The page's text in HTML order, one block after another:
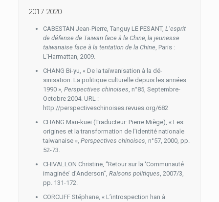
2017-2020
CABESTAN Jean-Pierre, Tanguy LE PESANT, L’esprit
de défense de Taiwan face à la Chine, la jeunesse
taiwanaise face à la tentation de la Chine, Paris :
L’Harmattan, 2009.
CHANG Bi-yu, « De la taïwanisation à la dé-
sinisation. La politique culturelle depuis les années
1990 », Perspectives chinoises, n°85, Septembre-
Octobre 2004. URL :
http://perspectiveschinoises.revues.org/682
CHANG Mau-kuei (Traducteur: Pierre Miège), « Les
origines et la transformation de l’identité nationale
taiwanaise », Perspectives chinoises, n°57, 2000, pp.
52-73.
CHIVALLON Christine, “Retour sur la ‘Communauté
imaginée’ d’Anderson”, Raisons politiques, 2007/3,
pp. 131-172.
CORCUFF Stéphane, « L’introspection han à